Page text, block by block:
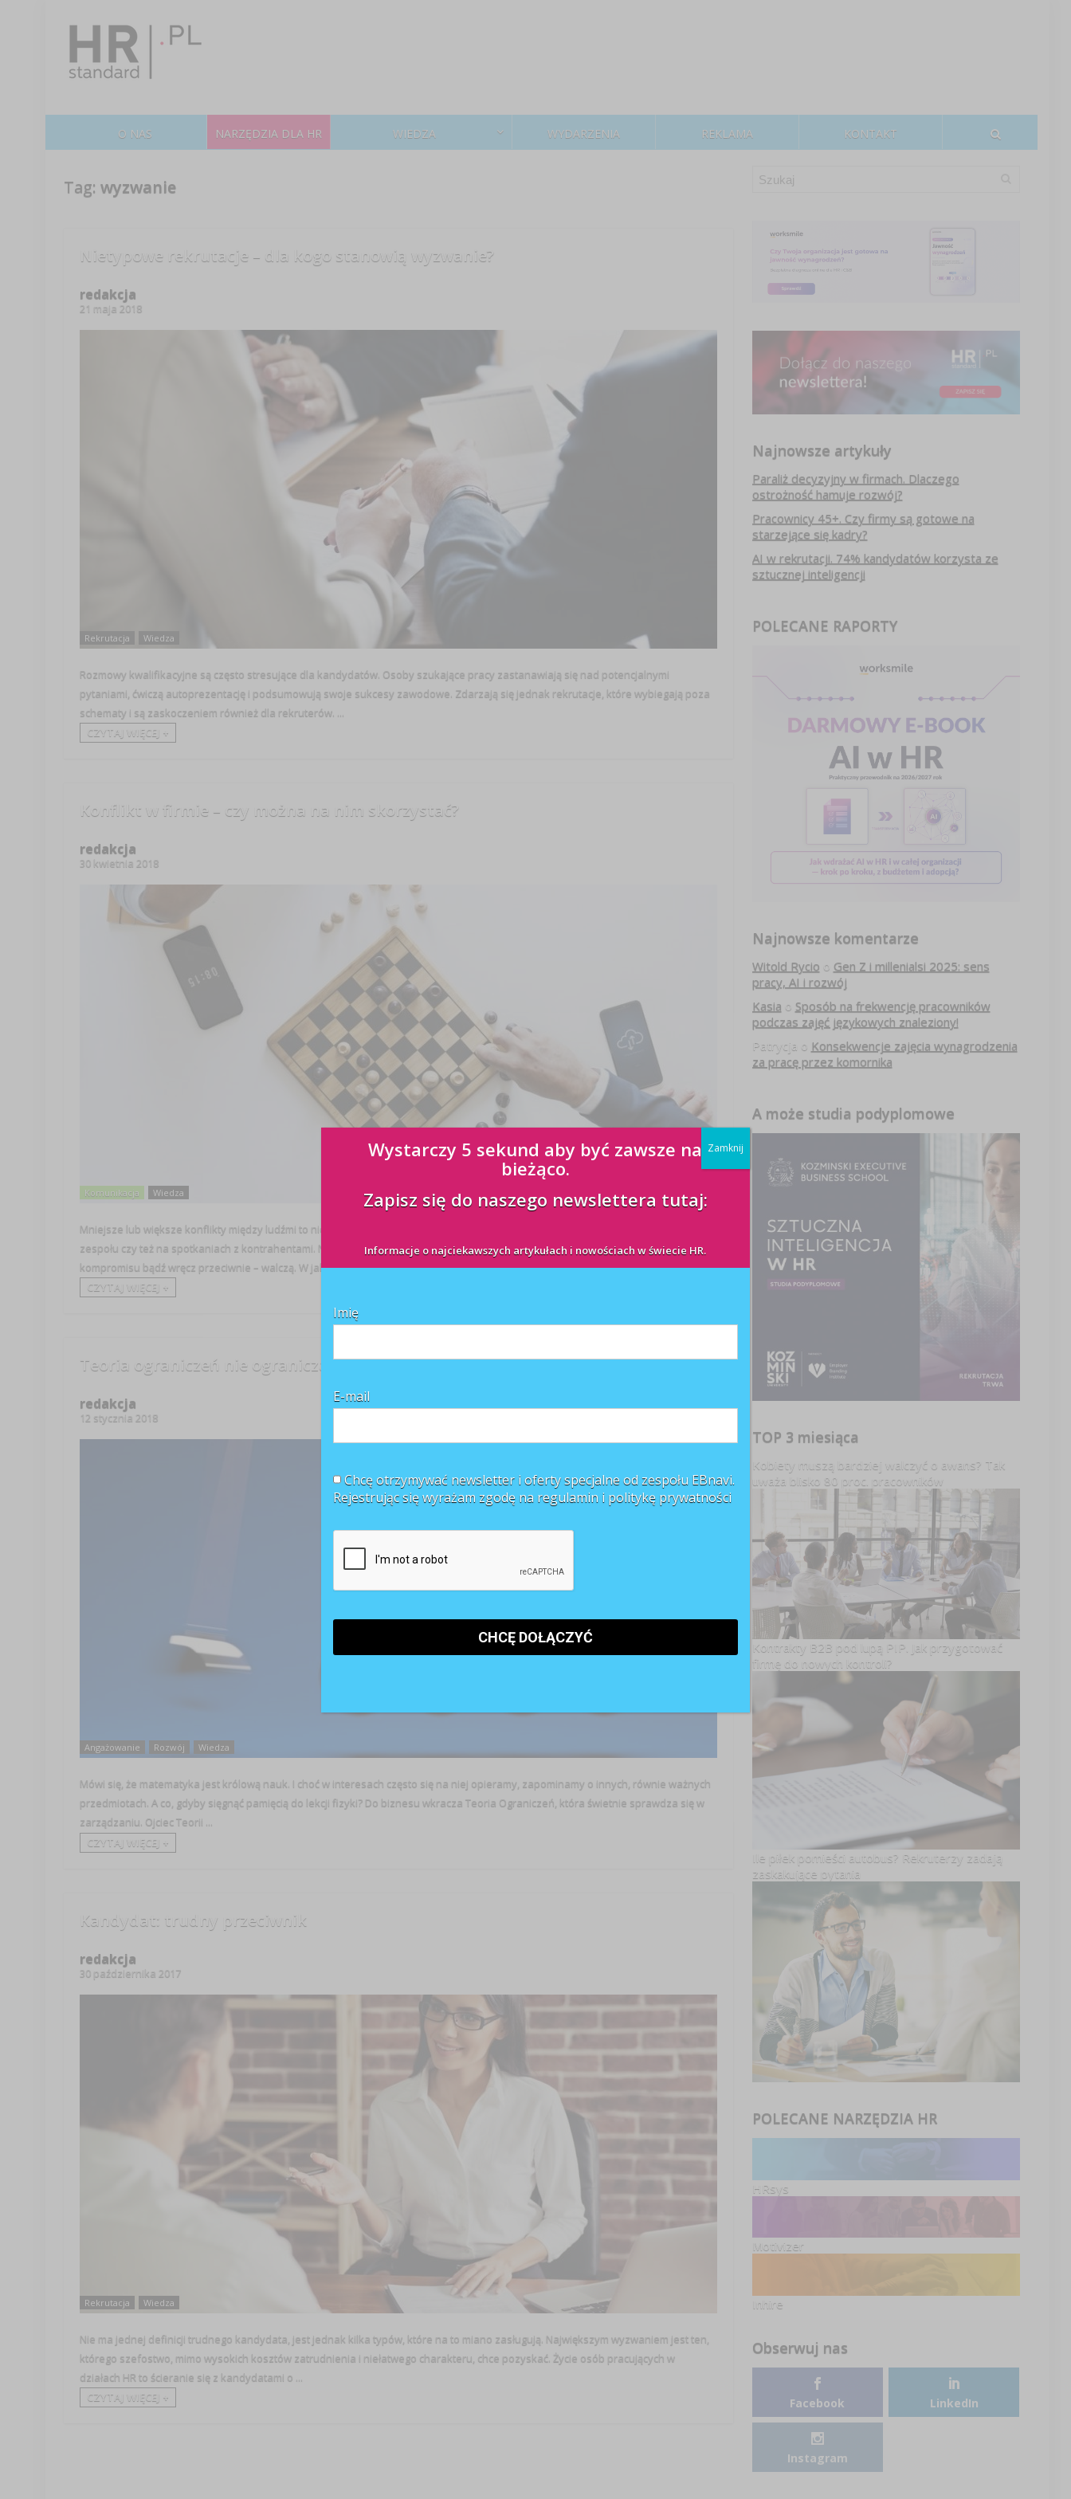
O NAS NARZĘDZIA DLA HR WIEDZA WYDARZENIA REKLAMA KONTAKT
Tag: wyzwanie
Nietypowe rekrutacje – dla kogo stanowią wyzwanie?
redakcja
21 maja 2018
Rekrutacja Wiedza
Rozmowy kwalifikacyjne są często stresujące dla kandydatów. Osoby szukające pracy zastanawiają się nad potencjalnymi
pytaniami, ćwiczą autoprezentację i podsumowują swoje sukcesy zawodowe. Zdarzają się jednak rekrutacje, które wybiegają poza
schematy i są zaskoczeniem również dla rekruterów. ...
CZYTAJ WIĘCEJ +
Konflikt w firmie – czy można na nim skorzystać?
redakcja
30 kwietnia 2018
Komunikacja Wiedza
Mniejsze lub większe konflikty między ludźmi to nic zadziwiającego, także w świecie biznesu. Mogą pojawić się wśród członków
zespołu czy też na spotkaniach z kontrahentami. Niektóre osoby starają się za wszelką cenę unikać sporów, inne dążą do
kompromisu bądź wręcz przeciwnie – walczą. W jakich ...
CZYTAJ WIĘCEJ +
Teoria ograniczeń nie ogranicza
redakcja
12 stycznia 2018
Angażowanie Rozwój Wiedza
Mówi się, że matematyka jest królową nauk. I choć w interesach często się na niej opieramy, zapominamy o innych, równie ważnych
przedmiotach. A co, gdyby sięgnąć pamięcią do lekcji fizyki? Do biznesu wkracza Teoria Ograniczeń, która świetnie sprawdza się w
zarządzaniu. Ojciec Teorii ...
CZYTAJ WIĘCEJ +
Kandydat: trudny przeciwnik
redakcja
30 października 2017
Rekrutacja Wiedza
Nie ma jednej definicji trudnego kandydata, jest jednak kilka typów, które na to miano zasługują. Największym wyzwaniem jest ten,
którego szefostwo, mimo wysokich kosztów zatrudnienia i niełatwego charakteru, chce pozyskać. Życie osób pracujących w
działach HR to ścieranie się z kandydatami o ...
CZYTAJ WIĘCEJ +
Najnowsze artykuły
Paraliż decyzyjny w firmach. Dlaczego
ostrożność hamuje rozwój?
Pracownicy 45+. Czy firmy są gotowe na
starzejące się kadry?
AI w rekrutacji. 74% kandydatów korzysta ze
sztucznej inteligencji
POLECANE RAPORTY
Najnowsze komentarze
Witold Rycio o Gen Z i millenialsi 2025: sens
pracy, AI i rozwój
Kasia o Sposób na frekwencję pracowników
podczas zajęć językowych znaleziony!
Patrycja o Konsekwencje zajęcia wynagrodzenia
za pracę przez komornika
A może studia podyplomowe
TOP 3 miesiąca
Kobiety muszą bardziej walczyć o awans? Tak
uważa blisko 80 proc. pracowników
Kontrakty B2B pod lupą PIP. Jak przygotować
firmę do nowych kontroli?
Ile piłek pomieści autobus? Rekruterzy zadają
zaskakujące pytania
POLECANE NARZĘDZIA HR
HRsys
Motivizer
Inhire
Obserwuj nas
Facebook LinkedIn
Instagram
Wystarczy 5 sekund aby być zawsze na
bieżąco.
Zapisz się do naszego newslettera tutaj:
Informacje o najciekawszych artykułach i nowościach w świecie HR.
Imię
E-mail
Chcę otrzymywać newsletter i oferty specjalne od zespołu EBnavi.
Rejestrując się wyrażam zgodę na regulamin i politykę prywatności
Zamknij